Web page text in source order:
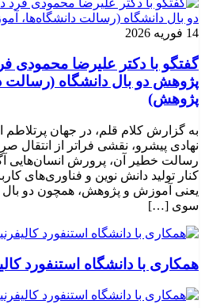
14 فوریه 2026
گفتگو با دکتر علیرضا محمودی
پژوهش دو بال دانشگاه (رسالت
پژوهش)
به گزارش کلام قلم، در جهان پرتلاطم
نهادی پیشرو، نقشی فراتر از انتقال
رسالت خطیر آن، پرورش انسان‌هایی
کنار تولید دانش نوین و فناوری‌های
یعنی آموزش و پژوهش، همچون دو بال
سوی […]
همکاری با دانشگاه استنفورد